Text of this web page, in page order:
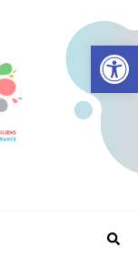
Ouvrir